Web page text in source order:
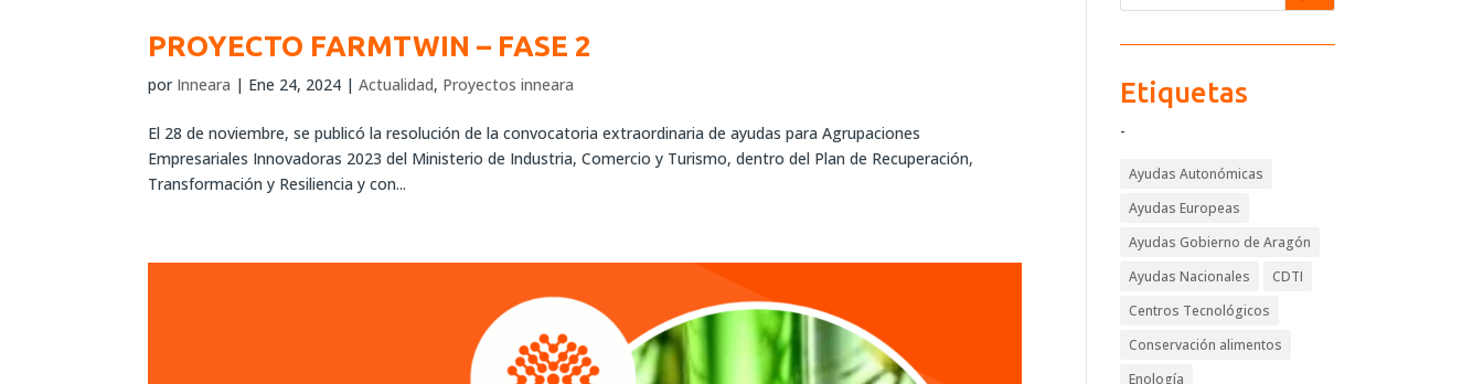
PROYECTO FARMTWIN – FASE 2
por Inneara | Ene 24, 2024 |Actualidad, Proyectos inneara
El 28 de noviembre, se publicó la resolución de la convocatoria extraordinaria de ayudas para Agrupaciones
Empresariales Innovadoras 2023 del Ministerio de Industria, Comercio y Turismo, dentro del Plan de Recuperación,
Transformación y Resiliencia y con...
Etiquetas
-
Ayudas Autonómicas
Ayudas Europeas
Ayudas Gobierno de Aragón
Ayudas Nacionales
CDTI
Centros Tecnológicos
Conservación alimentos
Enología